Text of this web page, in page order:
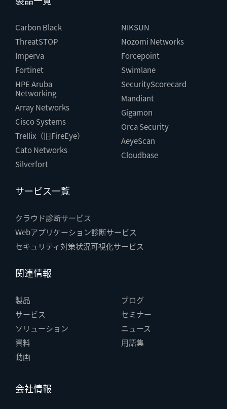
Carbon Black
ThreatSTOP
Imperva
Fortinet
HPE Aruba
Networking
Array Networks
Cisco Systems
Trellix（旧FireEye）
Cato Networks
Silverfort
NIKSUN
Nozomi Networks
Forcepoint
Swimlane
SecurityScorecard
Mandiant
Gigamon
Orca Security
AeyeScan
Cloudbase
サービス一覧
クラウド診断サービス
Webアプリケーション診断サービス
セキュリティ対策状況可視化サービス
関連情報
製品
サービス
ソリューション
資料
動画
ブログ
セミナー
ニュース
用語集
会社情報